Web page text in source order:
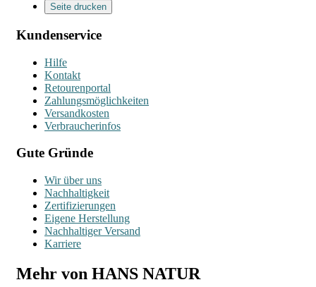
Seite drucken
Kundenservice
Hilfe
Kontakt
Retourenportal
Zahlungsmöglichkeiten
Versandkosten
Verbraucherinfos
Gute Gründe
Wir über uns
Nachhaltigkeit
Zertifizierungen
Eigene Herstellung
Nachhaltiger Versand
Karriere
Mehr von HANS NATUR